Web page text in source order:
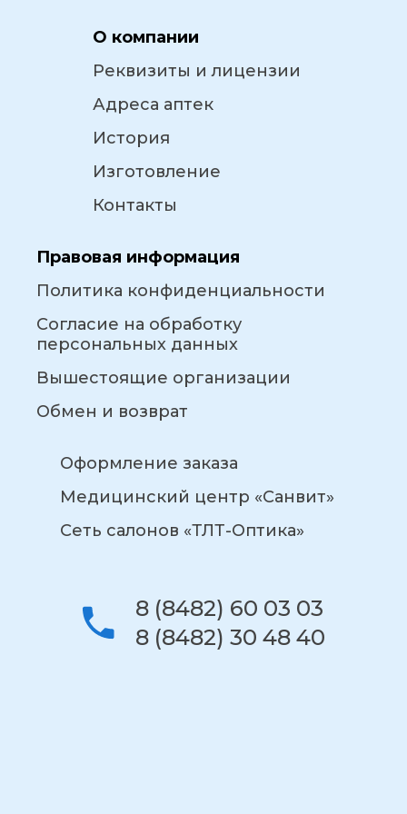
О компании
Реквизиты и лицензии
Адреса аптек
История
Изготовление
Контакты
Правовая информация
Политика конфиденциальности
Согласие на обработку
персональных данных
Вышестоящие организации
Обмен и возврат
Оформление заказа
Медицинский центр «Санвит»
Сеть салонов «ТЛТ-Оптика»
8 (8482) 60 03 03
8 (8482) 30 48 40